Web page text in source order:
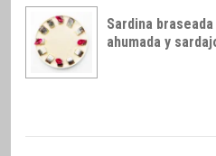
Sardina
ahumada y